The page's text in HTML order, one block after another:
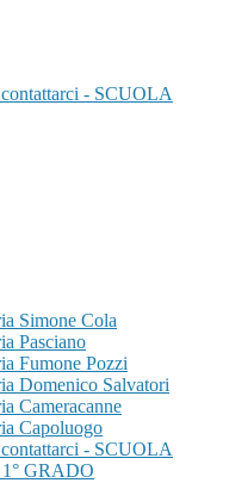
- SCUOLA
Simone Cola
Pasciano
Fumone Pozzi
Domenico Salvatori
Cameracanne
Capoluogo
- SCUOLA
GRADO